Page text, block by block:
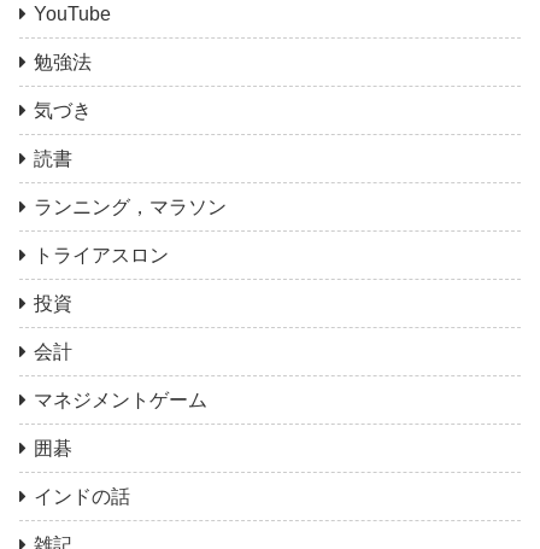
YouTube
勉強法
気づき
読書
ランニング，マラソン
トライアスロン
投資
会計
マネジメントゲーム
囲碁
インドの話